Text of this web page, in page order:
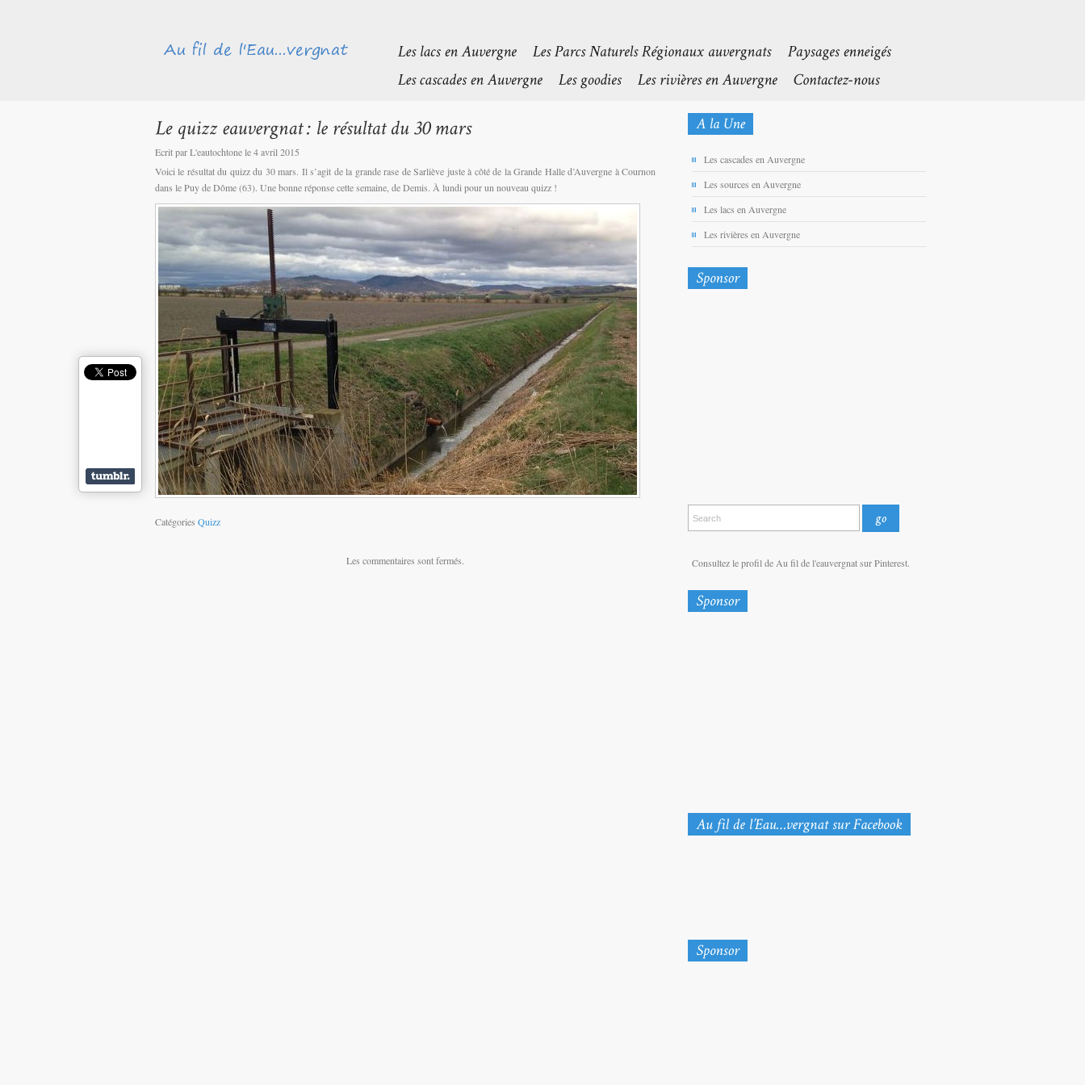
Ecrit par L'eautochtone le 4 avril 2015
Voici le résultat du quizz du 30 mars. Il s’agit de la grande rase de Sarliève juste à côté de la Grande Halle d’Auvergne à Cournon
dans le Puy de Dôme (63). Une bonne réponse cette semaine, de Demis. À lundi pour un nouveau quizz !
Catégories Quizz
Les commentaires sont fermés.
Les cascades en Auvergne
Les sources en Auvergne
Les lacs en Auvergne
Les rivières en Auvergne
Consultez le profil de Au fil de l'eauvergnat sur Pinterest.